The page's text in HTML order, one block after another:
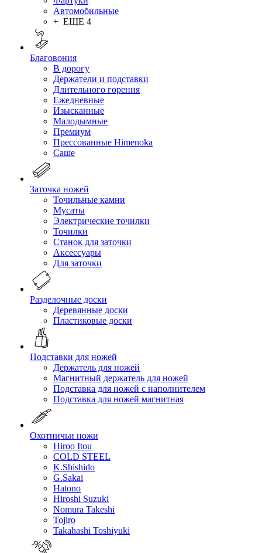
Автомобильные
+ ЕЩЕ 4
Благовония
В дорогу
Держатели и подставки
Длительного горения
Ежедневные
Изысканные
Малодымные
Премиум
Прессованные Himenoka
Саше
Заточка ножей
Точильные камни
Мусаты
Электрические точилки
Точилки
Станок для заточки
Аксессуары
Для заточки
Разделочные доски
Деревянные доски
Пластиковые доски
Подставки для ножей
Держатель для ножей
Магнитный держатель для ножей
Подставка для ножей с наполнителем
Подставка для ножей магнитная
Охотничьи ножи
Hiroo Itou
COLD STEEL
K.Shishido
G.Sakai
Hatono
Hiroshi Suzuki
Nomura Takeshi
Tojiro
Takahashi Toshiyuki